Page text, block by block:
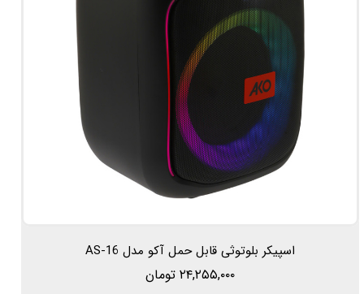
اسپیکر بلوتوثی قابل حمل آکو مدل AS-16
۲۴,۲۵۵,۰۰۰ تومان